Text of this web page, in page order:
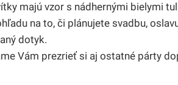
majú vzor s nádhernými bielymi
na to, či plánujete svadbu,
dotyk.
Vám prezrieť si aj ostatné párty